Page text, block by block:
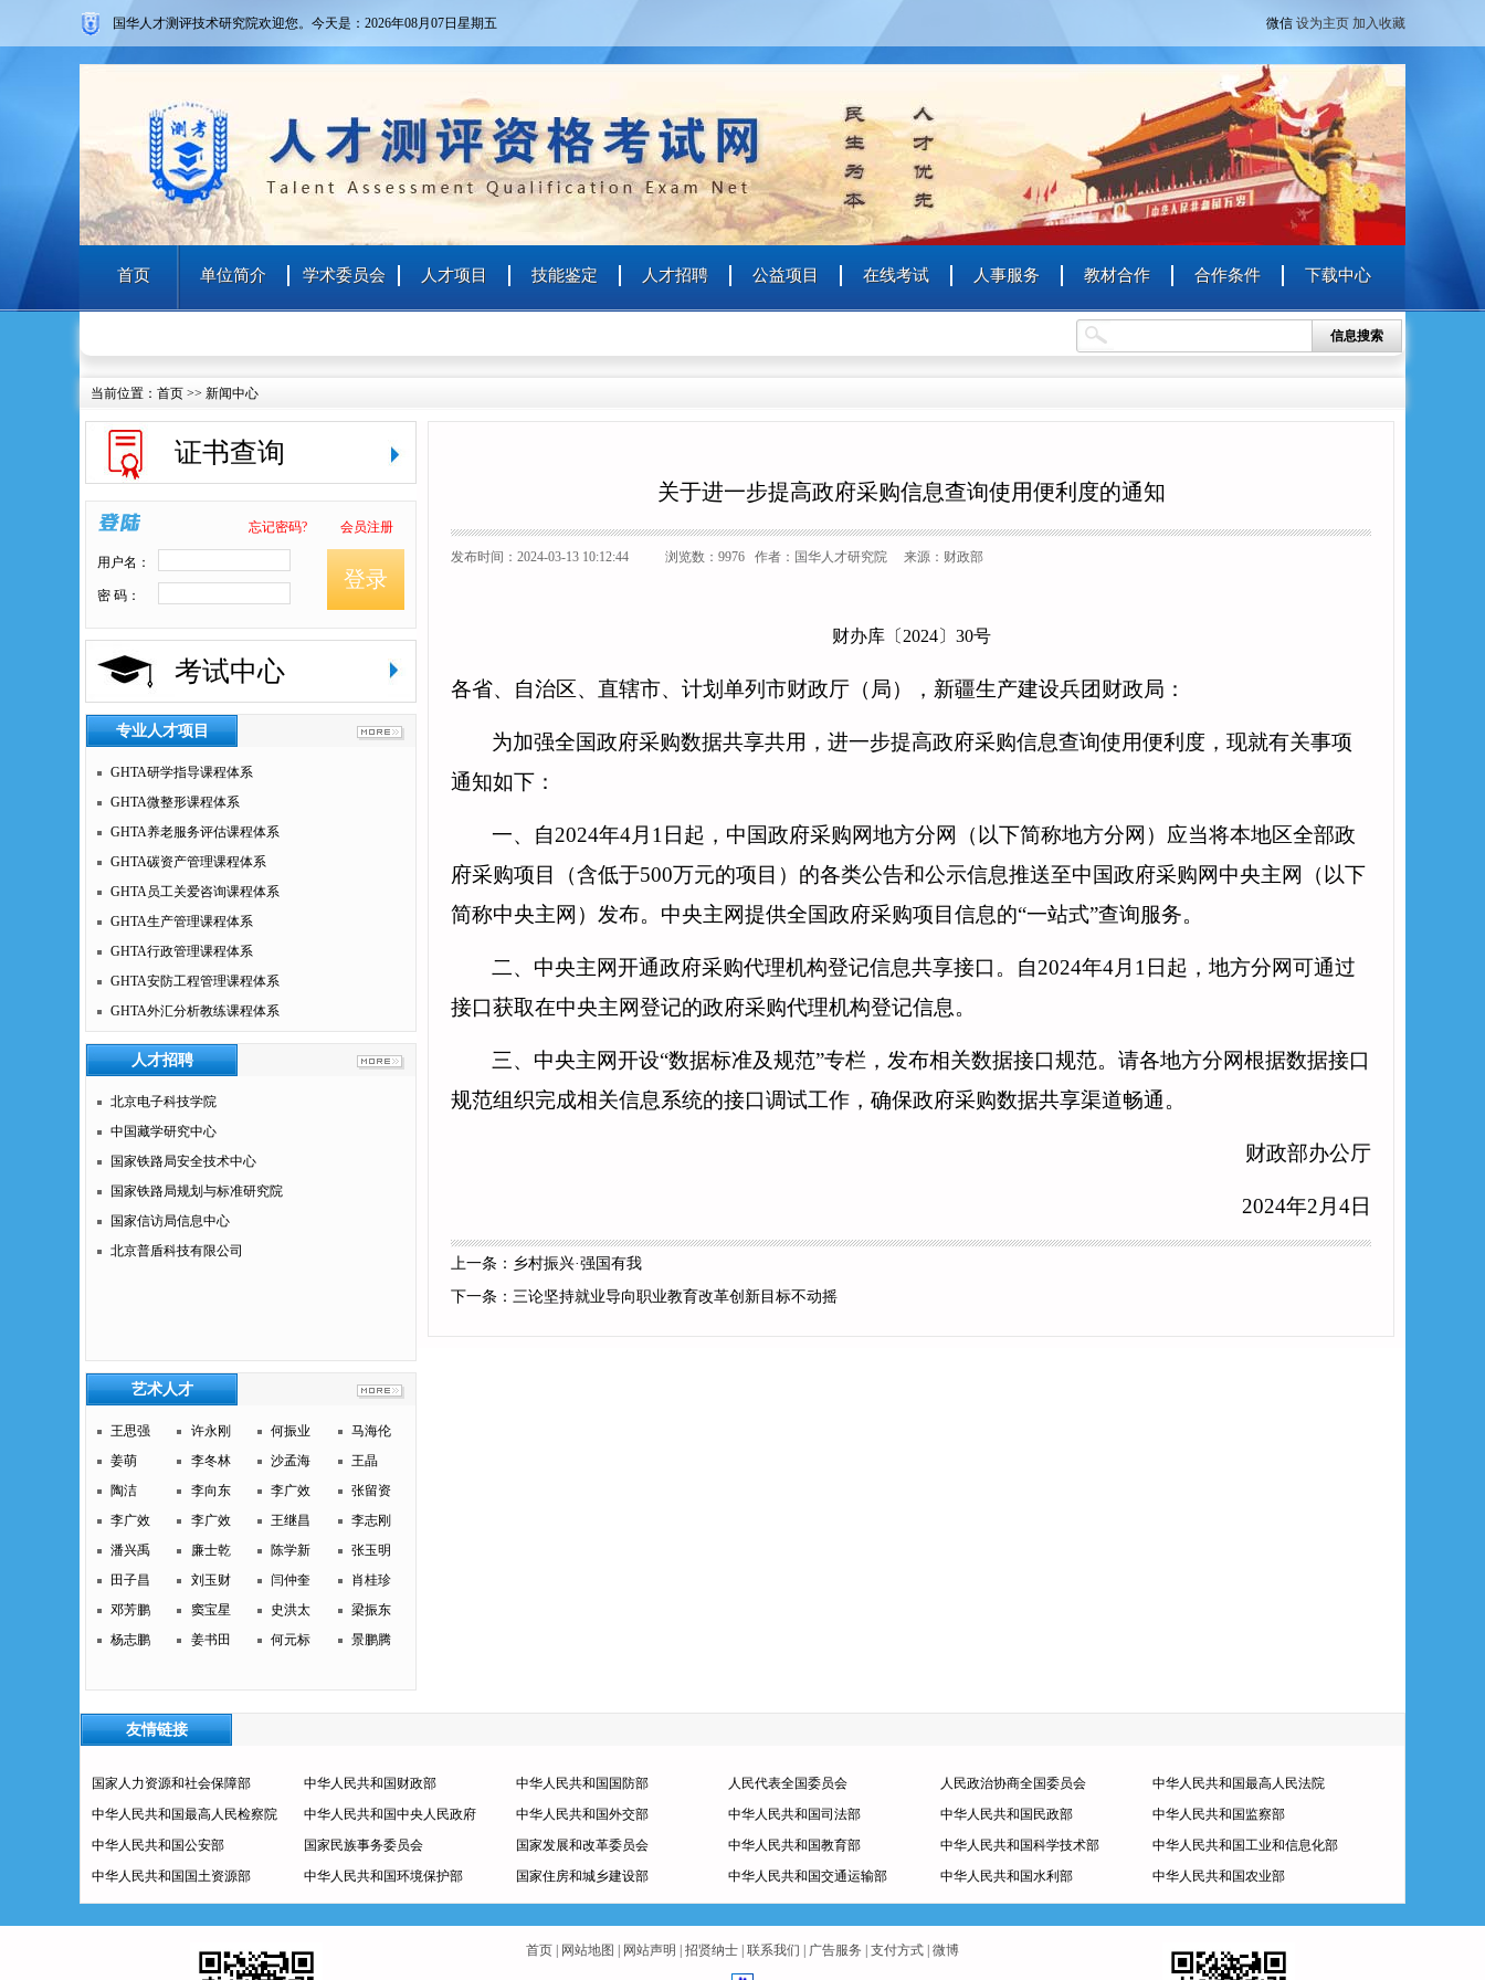
用户名
密 码
登录 注册
个人 企业 艺术人才 特殊群众
用户名
国华人才测评技术研究院欢迎您。 今天是：2026年08月07日 星期五 微信 设为主页 加入收藏
首页 单位简介 学术委员会 人才项目 技能鉴定 人才招聘 公益项目 在线考试 人事服务 教材合作 合作条件 下载中心
信息搜索
当前位置： 首页 >> 新闻中心
关于进一步提高政府采购信息查询使用便利度的通知
发布时间：2024-03-13 10:12:44 浏览数：9976 作者：国华人才研究院 来源：财政部
财办库〔2024〕30号
各省、自治区、直辖市、计划单列市财政厅（局），新疆生产建设兵团财政局：
为加强全国政府采购数据共享共用，进一步提高政府采购信息查询使用便利度，现就有关事项
通知如下：
一、 自2024年4月1日起，中国政府采购网地方分网（以下简称地方分网）应当将本地区全部政
府采购项目（含低于500万元的项目）的各类公告和公示信息推送至中国政府采购网中央主网（以下
简称中央主网）发布。中央主网提供全国政府采购项目信息的“一站式”查询服务。
二、中央主网开通政府采购代理机构登记信息共享接口。自2024年4月1日起，地方分网可通过
接口获取在中央主网登记的政府采购代理机构登记信息。
三、中央主网开设“数据标准及规范”专栏，发布相关数据接口规范。请各地方分网根据数据接口
规范组织完成相关信息系统的接口调试工作，确保政府采购数据共享渠道畅通。
财政部办公厅
2024年2月4日
上一条： 乡村振兴·强国有我
下一条： 三论坚持就业导向职业教育改革创新目标不动摇
证书查询
忘记密码? 会员注册
登录
用户名：
密 码：
考试中心
专业人才项目
GHTA研学指导课程体系
GHTA微整形课程体系
GHTA养老服务评估课程体系
GHTA碳资产管理课程体系
GHTA员工关爱咨询课程体系
GHTA生产管理课程体系
GHTA行政管理课程体系
GHTA安防工程管理课程体系
GHTA外汇分析教练课程体系
人才招聘
北京电子科技学院
中国藏学研究中心
国家铁路局安全技术中心
国家铁路局规划与标准研究院
国家信访局信息中心
北京普盾科技有限公司
艺术人才
王思强 许永刚 何振业
马海伦
姜萌
李冬林 沙孟海
王晶
陶洁
李向东 李广效
张留资
李广效
李广效 王继昌
李志刚
潘兴禹
廉士乾 陈学新
张玉明
田子昌
刘玉财 闫仲奎
肖桂珍
邓芳鹏
窦宝星 史洪太
梁振东
杨志鹏
姜书田 何元标 景鹏腾
友情链接
国家人力资源和社会保障部 中华人民共和国财政部 中华人民共和国国防部 人民代表全国委员会 人民政治协商全国委员会
中华人民共和国最高人民法院
中华人民共和国最高人民检察院
中华人民共和国中央人民政府 中华人民共和国外交部 中华人民共和国司法部 中华人民共和国民政部
中华人民共和国监察部
中华人民共和国公安部
国家民族事务委员会 国家发展和改革委员会 中华人民共和国教育部 中华人民共和国科学技术部
中华人民共和国工业和信息化部
中华人民共和国国土资源部
中华人民共和国环境保护部 国家住房和城乡建设部 中华人民共和国交通运输部 中华人民共和国水利部 中华人民共和国农业部
首页 网站地图 网站声明 招贤纳士 联系我们 广告服务 支付方式 微博